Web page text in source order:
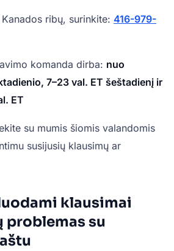
ribų, surinkite: 416-979-
komanda dirba: nuo
7–23 val. ET šeštadienį ir
ET
su mumis šiomis valandomis
susijusių klausimų ar
klausimai
problemas su